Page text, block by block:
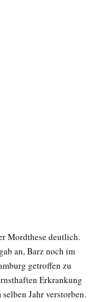
Mordthese deutlich.
an, Barz noch im
getroffen zu
Erkrankung
Jahr verstorben.